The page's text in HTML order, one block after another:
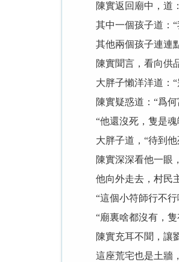
陳實返回廟中，道：
其中一個孩子道：“
其他兩個孩子連連點
陳實聞言，看向供品
大胖子懶洋洋道：“
陳實疑惑道：“爲何
“他還沒死，隻是魂
大胖子道，“待到他
陳實深深看他一眼，
他向外走去，村民主
“這個小符師行不行
“廟裏啥都沒有，隻
陳實充耳不聞，讓劉
這座荒宅也是土牆，